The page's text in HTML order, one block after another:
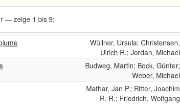
— zeige 1 bis 9:
Wüllner, Ursula; Christensen,
Ulrich R.; Jordan, Michael
Budweg, Martin; Bock, Günter;
Weber, Michael
Mathar, Jan P.; Ritter, Joachim
R. R.; Friedrich, Wolfgang